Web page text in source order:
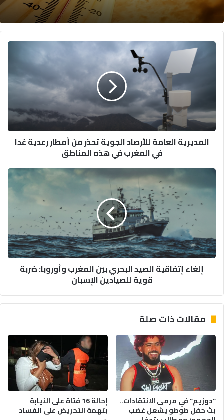
المديرية
أمطار
رعدية
غدًا
في
هذه
المديرية العامة للأرصاد الجوية تحذر من أمطار رعدية غدًا
في المغرب في هذه المناطق
إلغاء
البحري
وأوروبا:
ضربة
قوية
للصيادينإلغاء إتفاقية الصيد البحري بين المغرب وأوروبا: ضربة
قوية للصيادين الإسبان
مقالات ذات صلة
“دوزيم” في مرمى الانتقادات..
بث حفل طوطو يشعل غضب
إحالة 16 فتاة على النيابة
بتهمة التحريض على الفساد